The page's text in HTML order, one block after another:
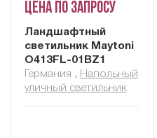
Цена по запросу
Ландшафтный
светильник Maytoni
O413FL-01BZ1
Германия , Напольный
уличный светильник